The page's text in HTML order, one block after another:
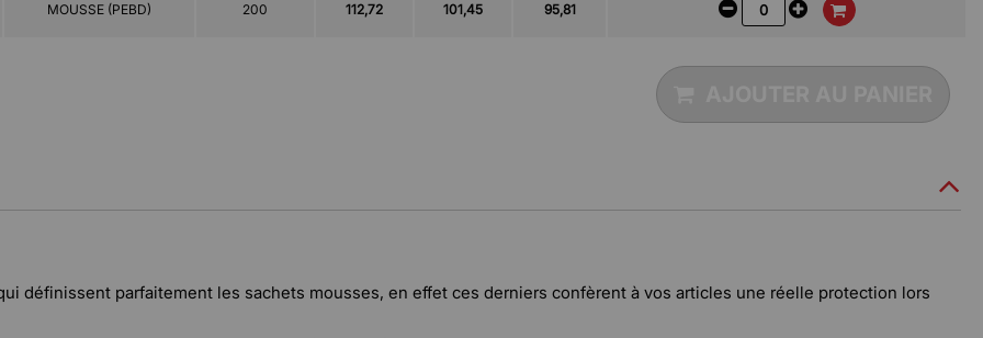
MOUSSE (PEBD) 200 112,72 101,45 95,81
définissent parfaitement les sachets mousses, en effet ces derniers confèrent à vos articles une réelle protection lors